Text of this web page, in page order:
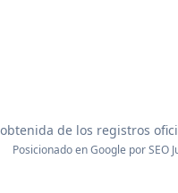
de los registros
Posicionado en Google porSEO